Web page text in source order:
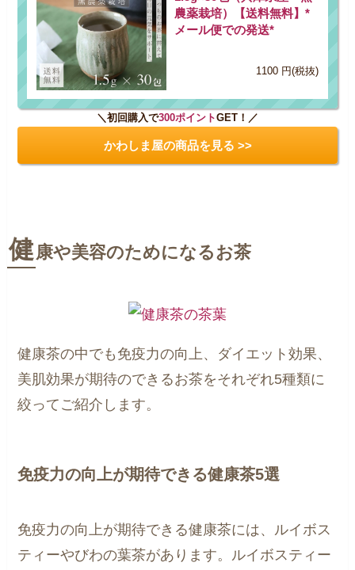
農薬栽培）【送料無料】*
メール便での発送*
1100 円(税抜)
＼初回購入で300ポイントGET！／
かわしま屋の商品を見る >>
健康や美容のためになるお茶
健康茶の中でも免疫力の向上、ダイエット効果、
美肌効果が期待のできるお茶をそれぞれ5種類に
絞ってご紹介します。
免疫力の向上が期待できる健康茶5選
免疫力の向上が期待できる健康茶には、ルイボス
ティーやびわの葉茶があります。ルイボスティー